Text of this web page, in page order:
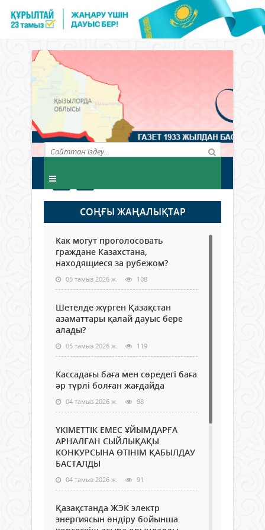
СОҢҒЫ ЖАҢАЛЫҚТАР
Как могут проголосовать
граждане Казахстана,
находящиеся за рубежом?
05 тамыз 2026 ж. 108
Шетелде жүрген Қазақстан
азаматтары қалай дауыс бере
алады?
05 тамыз 2026 ж. 119
Кассадағы баға мен сөредегі баға
әр түрлі болған жағдайда
04 тамыз 2026 ж. 98
ҮКІМЕТТІК ЕМЕС ҰЙЫМДАРҒА
АРНАЛҒАН СЫЙЛЫҚАҚЫ
КОНКУРСЫНА ӨТІНІМ ҚАБЫЛДАУ
БАСТАЛДЫ
04 тамыз 2026 ж. 91
Қазақстанда ЖЭК электр
энергиясын өндіру бойынша